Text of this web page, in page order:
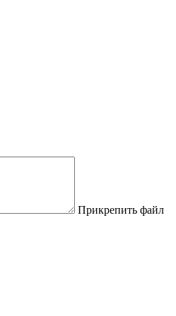
Прикрепить файл